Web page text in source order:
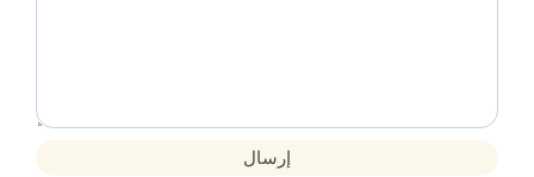
إرسال